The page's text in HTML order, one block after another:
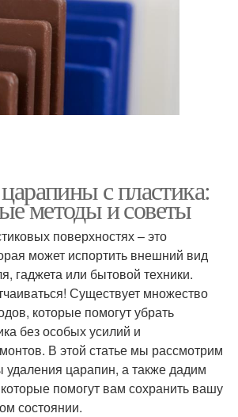
с пластика:
методы и советы
поверхностях – это
может испортить внешний вид
гаджета или бытовой техники.
Существует множество
которые помогут убрать
без особых усилий и
В этой статье мы рассмотрим
царапин, а также дадим
помогут вам сохранить вашу
состоянии.